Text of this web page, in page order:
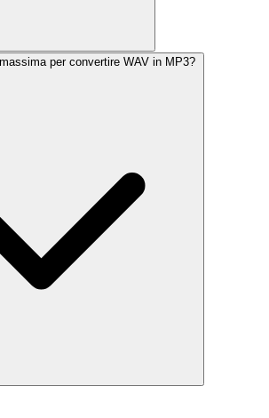
per convertire WAV in MP3?